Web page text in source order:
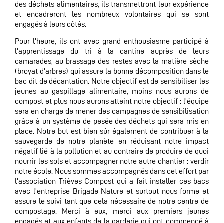
des déchets alimentaires, ils transmettront leur expérience
et encadreront les nombreux volontaires qui se sont
engagés à leurs côtés.
Pour l’heure, ils ont avec grand enthousiasme participé à
l’apprentissage du tri à la cantine auprès de leurs
camarades, au brassage des restes avec la matière sèche
(broyat d’arbres) qui assure la bonne décomposition dans le
bac dit de décantation. Notre objectif est de sensibiliser les
jeunes au gaspillage alimentaire, moins nous aurons de
compost et plus nous aurons atteint notre objectif : l’équipe
sera en charge de mener des campagnes de sensibilisation
grâce à un système de pesée des déchets qui sera mis en
place. Notre but est bien sûr également de contribuer à la
sauvegarde de notre planète en réduisant notre impact
négatif lié à la pollution et au contraire de produire de quoi
nourrir les sols et accompagner notre autre chantier : verdir
notre école. Nous sommes accompagnés dans cet effort par
l’association Trièves Compost qui a fait installer ces bacs
avec l’entreprise Brigade Nature et surtout nous forme et
assure le suivi tant que cela nécessaire de notre centre de
compostage. Merci à eux, merci aux premiers jeunes
engagés et aux enfants de la garderie qui ont commencé à